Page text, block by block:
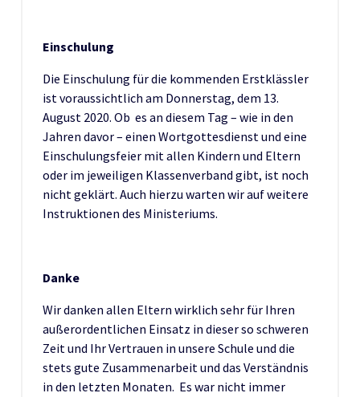
Einschulung
Die Einschulung für die kommenden Erstklässler
ist voraussichtlich am Donnerstag, dem 13.
August 2020. Ob es an diesem Tag – wie in den
Jahren davor – einen Wortgottesdienst und eine
Einschulungsfeier mit allen Kindern und Eltern
oder im jeweiligen Klassenverband gibt, ist noch
nicht geklärt. Auch hierzu warten wir auf weitere
Instruktionen des Ministeriums.
Danke
Wir danken allen Eltern wirklich sehr für Ihren
außerordentlichen Einsatz in dieser so schweren
Zeit und Ihr Vertrauen in unsere Schule und die
stets gute Zusammenarbeit und das Verständnis
in den letzten Monaten. Es war nicht immer